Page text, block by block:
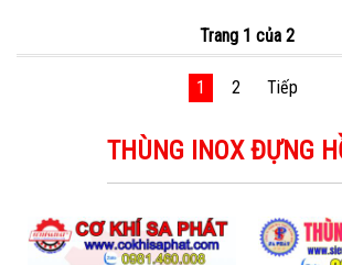
Trang 1 của 2
1 2 Tiếp
THÙNG INOX ĐỰNG